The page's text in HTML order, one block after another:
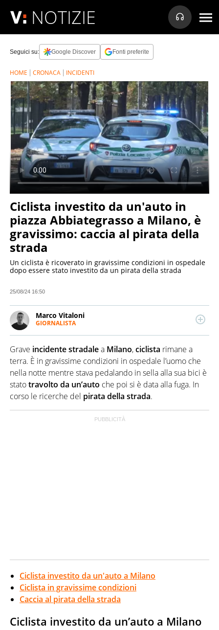
NOTIZIE
Seguici su: Google Discover Fonti preferite
HOME CRONACA INCIDENTI
Ciclista investito da un'auto in
piazza Abbiategrasso a Milano, è
gravissimo: caccia al pirata della
strada
Un ciclista è ricoverato in gravissime condizioni in ospedale
dopo essere stato investito da un pirata della strada
25/08/24 16:50
Marco Vitaloni
GIORNALISTA
quotidianamente di cronaca e attualità.
Marchigiano, studi in Comunicazione, collabora con
diverse realtà editoriali locali e nazionali.
Grave incidente stradalea Milano,ciclista rimane a
terra. È in gravissime condizioni in ospedale l’uomo che
nella notte mentre stava pedalando in sella alla sua bici è
statotravolto da un’auto che poi si è data alla fuga. In
corso le ricerche del pirata della strada.
Ciclista investito da un'auto a Milano
Ciclista in gravissime condizioni
Caccia al pirata della strada
Ciclista investito da un’auto a Milano